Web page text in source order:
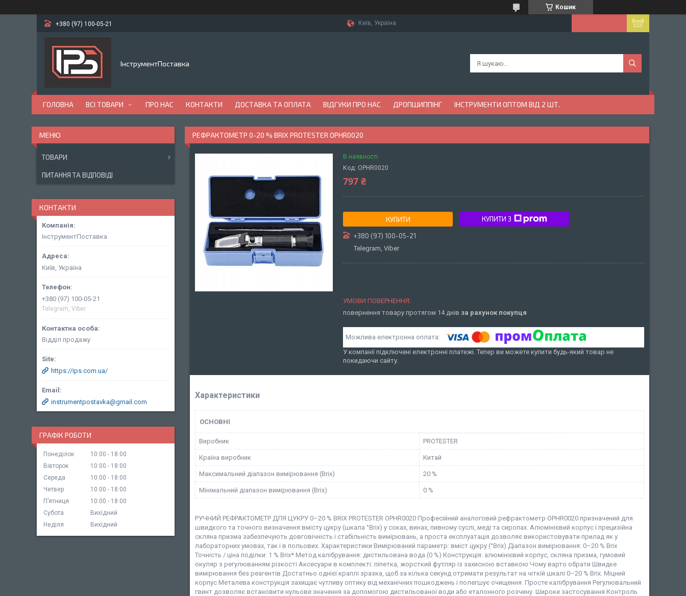
Кошик
+380 (97) 100-05-21 Київ, Україна
ІнструментПоставка
ГОЛОВНА ВСІ ТОВАРИ ПРО НАС КОНТАКТИ ДОСТАВКА ТА ОПЛАТА ВІДГУКИ ПРО НАС ДРОПШИППІНГ ІНСТРУМЕНТИ ОПТОМ ВІД 2 ШТ.
РЕФРАКТОМЕТР 0-20 % BRIX PROTESTER OPHR0020
В наявності
Код: OPHR0020
797 ₴
КУПИТИ КУПИТИ З
+380 (97) 100-05-21
Telegram, Viber
повернення товару протягом 14 днів за рахунок покупця
У компанії підключені електронні платежі. Тепер ви можете купити будь-який товар не
покидаючи сайту.
Характеристики
ОСНОВНІ
Виробник PROTESTER
Країна виробник Китай
Максимальний діапазон вимірювання (Brix) 20 %
Мінімальний діапазон вимірювання (Brix) 0 %
РУЧНИЙ РЕФРАКТОМЕТР ДЛЯ ЦУКРУ 0–20 % BRIX PROTESTER OPHR0020 Професійний аналоговий рефрактометр OPHR0020 призначений для
швидкого та точного визначення вмісту цукру (шкала °Brix) у соках, винах, пивному суслі, меді та сиропах. Алюмінієвий корпус і прецизійна
скляна призма забезпечують довговічність і стабільність вимірювань, а проста експлуатація дозволяє використовувати прилад як у
лабораторних умовах, так і в польових. Характеристики Вимірюваний параметр: вміст цукру (°Brix) Діапазон вимірювання: 0–20 % Brix
Точність / ціна поділки: 1 % Brix* Метод калібрування: дистильована вода (0 %) Конструкція: алюмінієвий корпус, скляна призма, гумовий
окуляр з регулюванням різкості Аксесуари в комплекті: піпетка, жорсткий футляр із захисною вставкою Чому варто обрати Швидке
вимірювання без реагентів Достатньо однієї краплі зразка, щоб за кілька секунд отримати результат на чіткій шкалі 0–20 % Brix. Міцний
корпус Металева конструкція захищає чутливу оптику від механічних пошкоджень і полегшує очищення. Просте калібрування Регулювальний
гвинт дозволяє встановити нульове значення за допомогою дистильованої води або еталонного розчину. Широке застосування Контроль
ТОВАРИ
ПИТАННЯ ТА ВІДПОВІДІ
КОНТАКТИ
ІнструментПоставка
Київ, Україна
+380 (97) 100-05-21
Telegram, Viber
Відділ продажу
https://ips.com.ua/
instrumentpostavka@gmail.com
ГРАФІК РОБОТИ
Понеділок 10:00
18:00
Вівторок
10:00
18:00
Середа
10:00
18:00
Четвер
10:00
18:00
Пʼятниця
10:00
18:00
Субота
Вихідний
Неділя
Вихідний